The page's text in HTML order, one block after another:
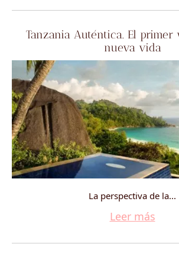
Tanzania Auténtica. El primer
nueva vida
La perspectiva de la...
Leer más